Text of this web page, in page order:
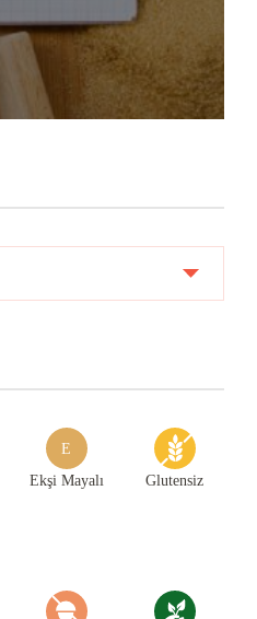
E
Ekşi Mayalı Glutensiz